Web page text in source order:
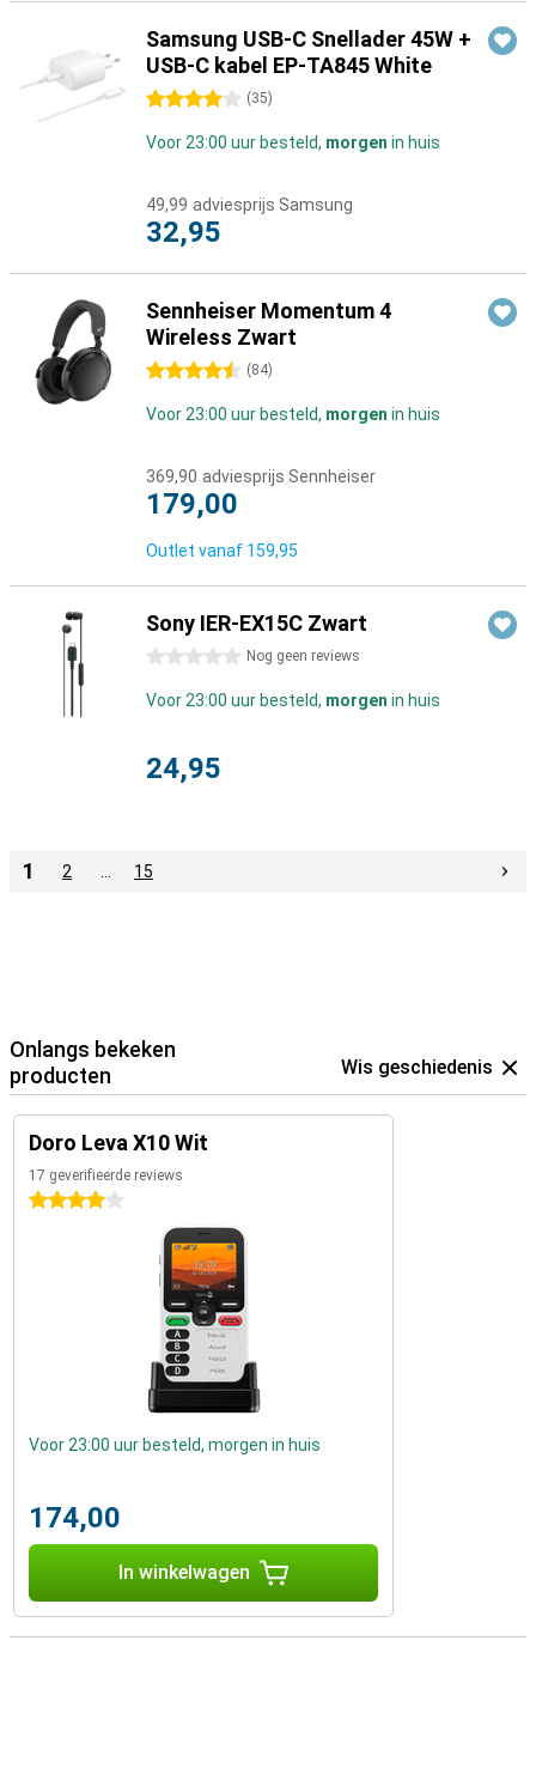
Samsung USB-C Snellader 45W +
USB-C kabel EP-TA845 White
4 sterren (35)
Voor 23:00 uur besteld, morgen in huis
49,99 adviesprijs Samsung
32,95
Sennheiser Momentum 4
Wireless Zwart
4.5 sterren (84)
Voor 23:00 uur besteld, morgen in huis
369,90 adviesprijs Sennheiser
179,00
Outlet vanaf 159,95
Sony IER-EX15C Zwart
0 sterren Nog geen reviews
Voor 23:00 uur besteld, morgen in huis
24,95
1 2 15
Onlangs bekeken
producten
Wis geschiedenis
Doro Leva X10 Wit
17 geverifieerde reviews
4 sterren
Voor 23:00 uur besteld, morgen in huis
174,00
In winkelwagen